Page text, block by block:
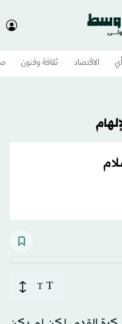
الاقتصاد ثقافة وفنون
T
T